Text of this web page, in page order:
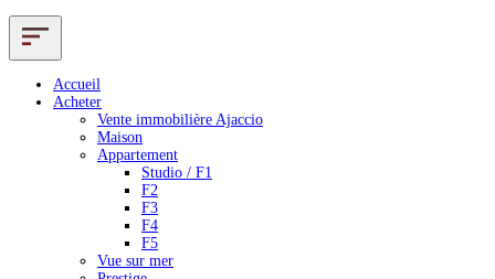
Accueil
Acheter
Vente immobilière Ajaccio
Maison
Appartement
Studio / F1
F2
F3
F4
F5
Vue sur mer